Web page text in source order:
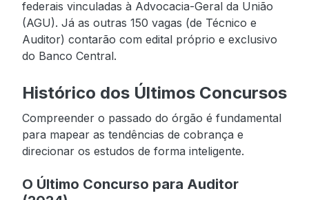
federais vinculadas à Advocacia-Geral da União
(AGU). Já as outras 150 vagas (de Técnico e
Auditor) contarão com edital próprio e exclusivo
do Banco Central.
Histórico dos Últimos Concursos
Compreender o passado do órgão é fundamental
para mapear as tendências de cobrança e
direcionar os estudos de forma inteligente.
O Último Concurso para Auditor